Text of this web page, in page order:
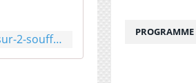
https://www.huffingtonpost.fr/2019/01/11/un-medecin-sur-2-souffre-dun-symptome-lie-au-burn-out_a_23640392/ PROGRAMME